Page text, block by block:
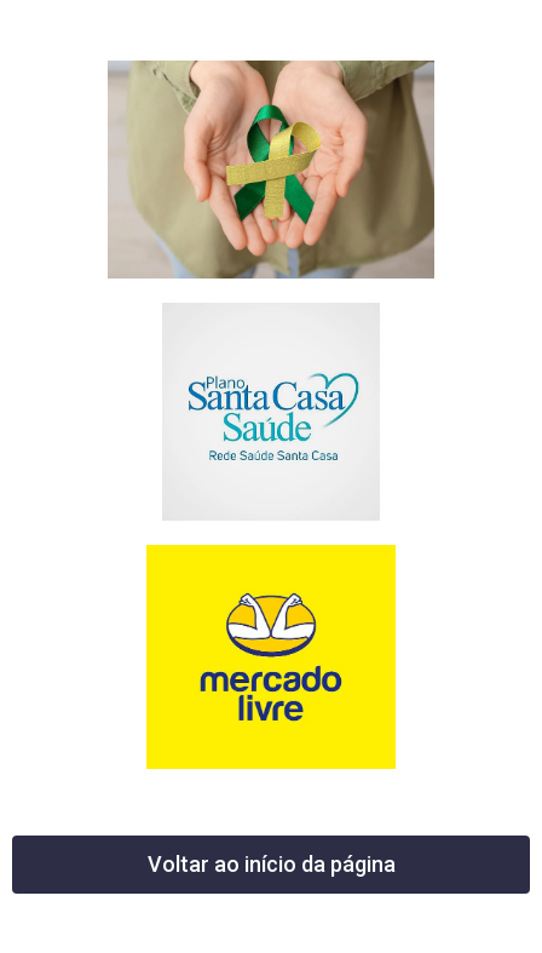
Voltar ao início da página